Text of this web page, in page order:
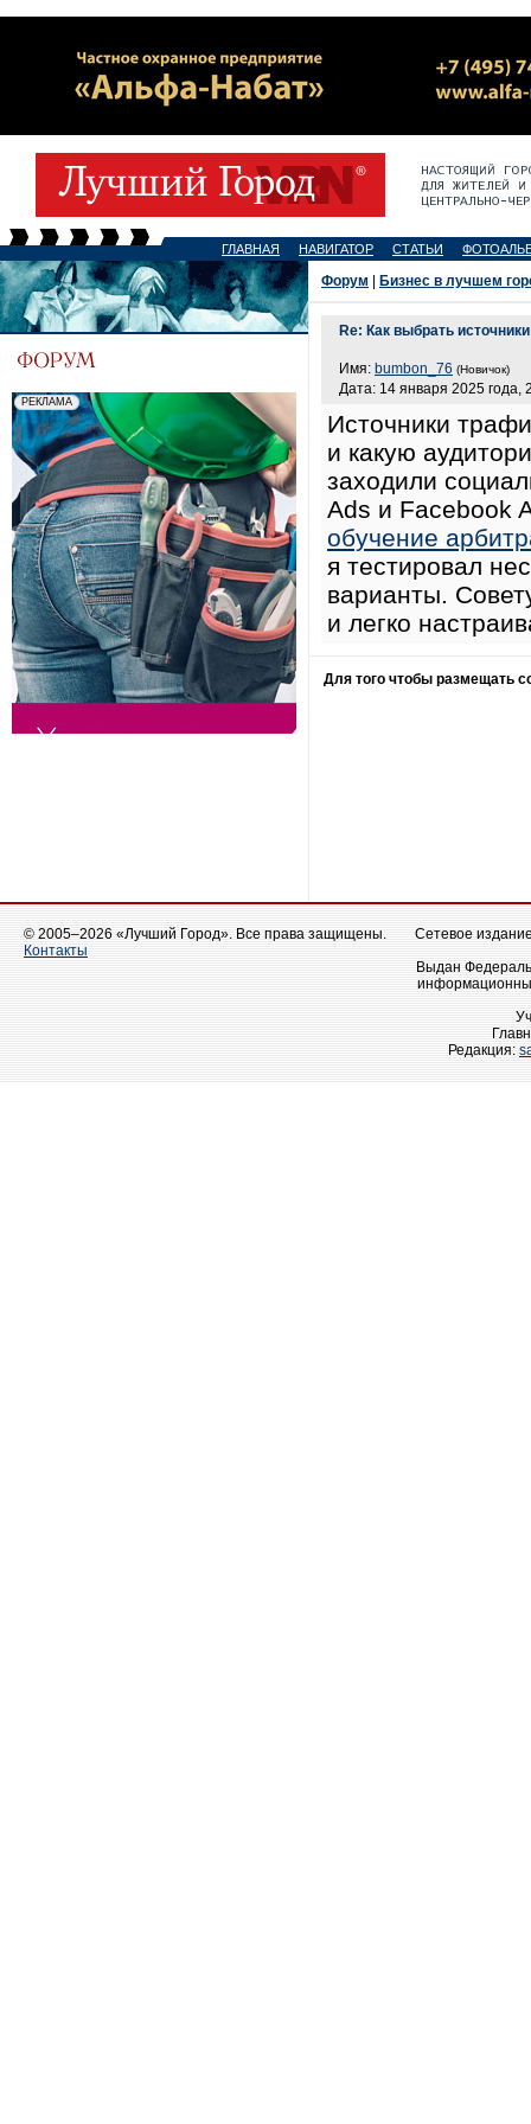
ГЛАВНАЯ НАВИГАТОР СТАТЬИ
Форум Бизнес в лучшем
Re: Как выбрать
Имя: bumbon_76 (Новичок)
Дата: 14 января 2025 года,
Источники
и какую
заходили
Ads и Facebook
обучение
я тестировал
варианты.
и легко
Для того чтобы размещать
© 2005–2026 «Лучший Город». Все права защищены.
Контакты
Сетевое
Выдан
Редакция: